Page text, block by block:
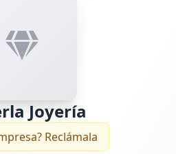
Joyería
Reclámala